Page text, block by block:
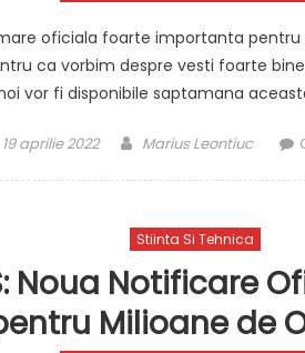
oficiala foarte importanta
ca vorbim despre vesti foarte
vor fi disponibile saptamana
Posted
19 aprilie 2022 Author
Marius Leontiuc
Stiinta Si Tehnica
Noua Notificare
Milioane de